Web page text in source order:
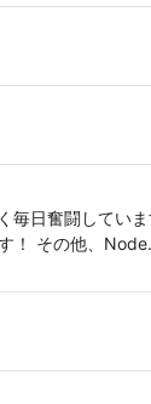
日奮闘してい
！ その他、